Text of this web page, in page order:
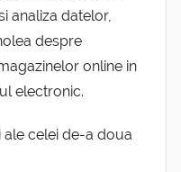
analiza datelor,
despre
online in
electronic.
ale celei de-a doua